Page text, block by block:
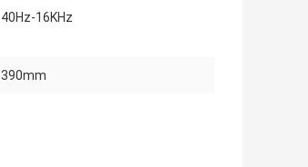
40Hz-16KHz
390mm